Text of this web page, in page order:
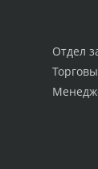
Отдел